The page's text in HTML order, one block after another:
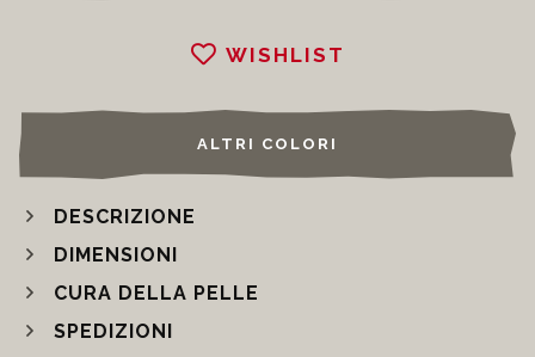
WISHLIST
ALTRI COLORI
DESCRIZIONE
DIMENSIONI
CURA DELLA PELLE
SPEDIZIONI